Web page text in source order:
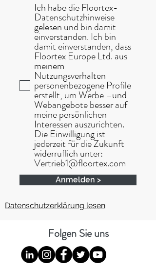
Ich habe die Floortex-
Datenschutzhinweise
gelesen und bin damit
einverstanden. Ich bin
damit einverstanden, dass
Floortex Europe Ltd. aus
meinem
Nutzungsverhalten
personenbezogene Profile
erstellt, um Werbe –und
Webangebote besser auf
meine persönlichen
Interessen auszurichten.
Die Einwilligung ist
jederzeit für die Zukunft
widerruflich unter:
Vertrieb1@floortex.com
Anmelden >
Datenschutzerklärung lesen
Folgen Sie uns